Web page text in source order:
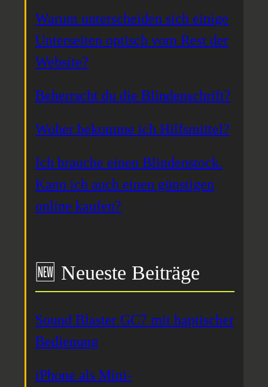
Warum unterscheiden sich einige
Unterseiten optisch vom Rest der
Website?
Beherrscht du die Blindenschrift?
Woher bekomme ich Hilfsmittel?
Ich brauche einen Blindenstock.
Kann ich auch einen günstigen
online kaufen?
🆕 Neueste Beiträge
Sound Blaster GC7 mit haptischer
Bedienung
iPhone als Mini-